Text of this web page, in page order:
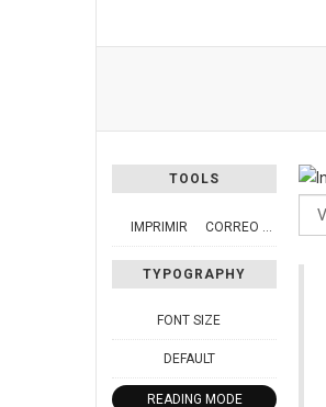
TOOLS
IMPRIMIR CORREO ELECTRÓNICO
TYPOGRAPHY
FONT SIZE
DEFAULT
READING MODE
Por
vote